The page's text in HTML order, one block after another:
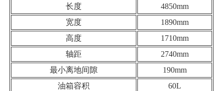
长度
4850mm
宽度
1890mm
高度
1710mm
轴距
2740mm
最小离地间隙
190mm
油箱容积
60L